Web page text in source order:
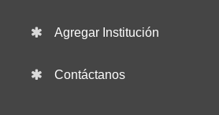
Agregar Institución
Contáctanos